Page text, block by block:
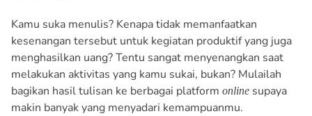
Kamu suka menulis? Kenapa tidak memanfaatkan
kesenangan tersebut untuk kegiatan produktif yang juga
menghasilkan uang? Tentu sangat menyenangkan saat
melakukan aktivitas yang kamu sukai, bukan? Mulailah
bagikan hasil tulisan ke berbagai platform online supaya
makin banyak yang menyadari kemampuanmu.